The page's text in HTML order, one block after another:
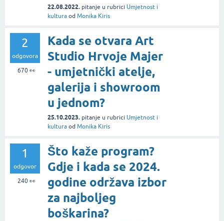
22.08.2022. pitanje u rubrici Umjetnost i
kultura od Monika Kiris
2
odgovora
670👀
Kada se otvara Art
Studio Hrvoje Majer
- umjetnički atelje,
galerija i showroom
u jednom?
25.10.2023. pitanje u rubrici Umjetnost i
kultura od Monika Kiris
1
odgovor
240👀
Što kaže program?
Gdje i kada se 2024.
godine održava izbor
za najboljeg
boškarina?